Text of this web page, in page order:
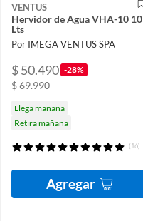
VENTUS
Hervidor de Agua VHA-10 10
Lts
Por IMEGA VENTUS SPA
$ 50.490 -28%
$ 69.990
Llega mañana
Retira mañana
(16)
Agregar